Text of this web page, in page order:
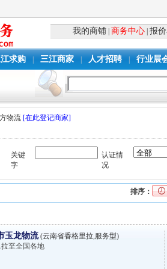
我的商铺 商务中心 |报
求购 三江商家 人才招聘 行业展
物流 [在此登记商家]
关键
字
认证情
况
排序：
玉龙物流(云南省香格里拉,服务型)
至全国各地